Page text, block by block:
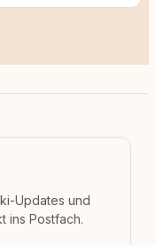
Updates und
ins Postfach.